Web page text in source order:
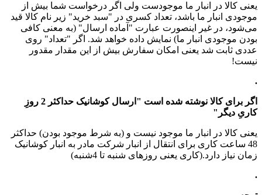
یعنی کالا در انبار ما موجودست ولی اگر درخواست شما بیش از
موجودی انبار ما باشد، تعداد کسری در "سبد خرید" زیر نام کالا قید
می‌شود، در غیر اینصورت عبارت "آماده ارسال" (به معنی کافی
بودن موجودی انبار ما) نمایش داده خواهد شد. اگر "تعداد" روی
عددی ثابت شد یعنی امکان سفارش بیش از این مقدار مقدور
نیست!
.
اگر برای کالا نوشته شده است "ارسال کوشانیک حداکثر 2 روزِ
کاریِ دیگر"
یعنی کالا در انبار ما موجود نیست و (به شرط موجود بودن) حداکثر
48 ساعت کاری برای انتقال از انبار شرکت مادر به انبار کوشانیک
زمان نیاز دارد.(کاری یعنی روزهای شنبه تا 4شنبه)
.